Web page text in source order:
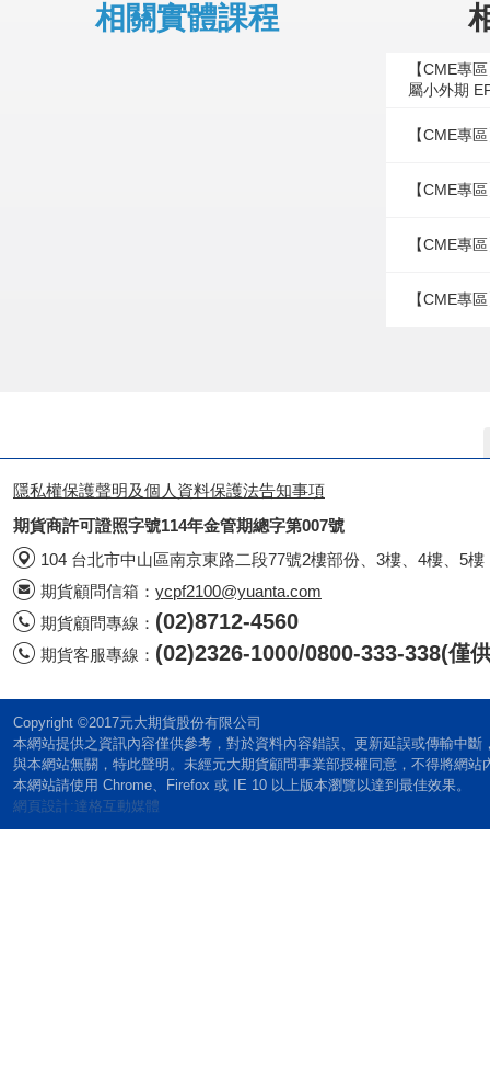
相關實體課程
【CME專
屬小外期
【CME專
【CME專
【CME專
【CME專
隱私權保護聲明及個人資料保護法告知事項
期貨商許可證照字號114年金管期總字第007號
104 台北市中山區南京東路二段77號2樓部份、3樓、4樓、5樓
期貨顧問信箱： ycpf2100@yuanta.com
期貨顧問專線： (02)8712-4560
期貨客服專線： (02)2326-1000/0800-333-338(僅
Copyright ©2017元大期貨股份有限公司
本網站提供之資訊內容僅供參考，對於資料內容錯誤、更新延誤或傳輸中
與本網站無關，特此聲明。未經元大期貨顧問事業部授權同意，不得將網站
本網站請使用 Chrome、Firefox 或 IE 10 以上版本瀏覽以達到最佳效果。
網頁設計:達格互動媒體